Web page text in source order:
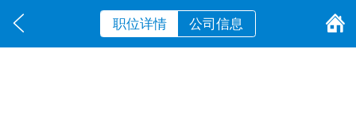
职位详情 公司信息